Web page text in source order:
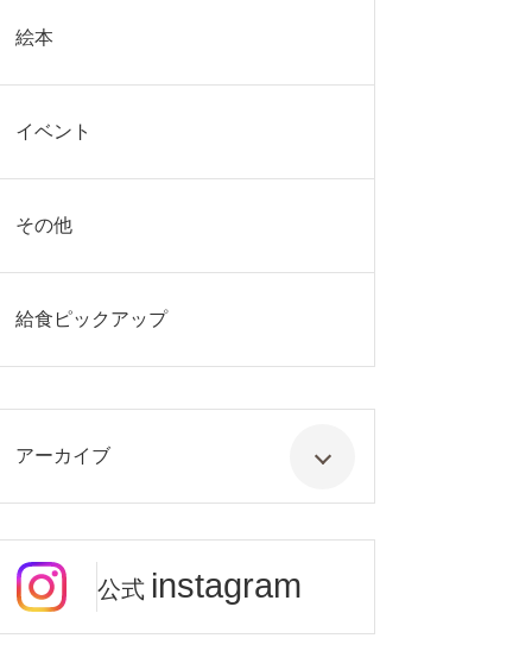
絵本
イベント
その他
給食ピックアップ
アーカイブ
公式 instagram